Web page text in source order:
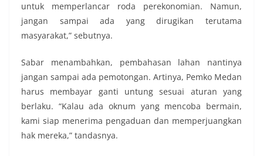
untuk memperlancar roda perekonomian. Namun,
jangan sampai ada yang dirugikan terutama
masyarakat,” sebutnya.
Sabar menambahkan, pembahasan lahan nantinya
jangan sampai ada pemotongan. Artinya, Pemko Medan
harus membayar ganti untung sesuai aturan yang
berlaku. “Kalau ada oknum yang mencoba bermain,
kami siap menerima pengaduan dan memperjuangkan
hak mereka,” tandasnya.